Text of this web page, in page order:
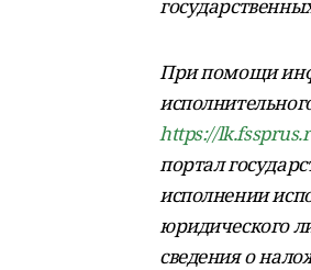
При помощи
https://
портал
исполнении
юридического
сведения о